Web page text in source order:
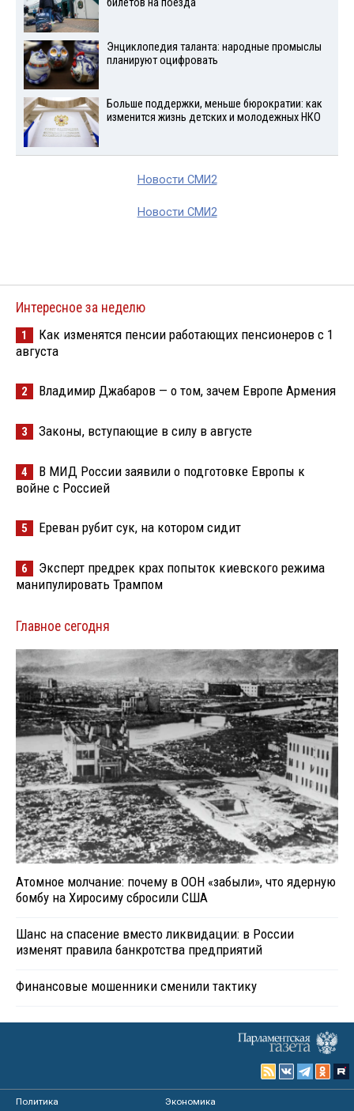
билетов на поезда
Энциклопедия таланта: народные промыслы
планируют оцифровать
Больше поддержки, меньше бюрократии: как
изменится жизнь детских и молодежных НКО
Новости СМИ2
Новости СМИ2
Интересное за неделю
1
Как изменятся пенсии работающих пенсионеров с 1
августа
2 Владимир Джабаров — о том, зачем Европе Армения
3 Законы, вступающие в силу в августе
4
В МИД России заявили о подготовке Европы к
войне с Россией
5 Ереван рубит сук, на котором сидит
6
Эксперт предрек крах попыток киевского режима
манипулировать Трампом
Главное сегодня
Атомное молчание: почему в ООН «забыли», что ядерную
бомбу на Хиросиму сбросили США
Шанс на спасение вместо ликвидации: в России
изменят правила банкротства предприятий
Финансовые мошенники сменили тактику
Политика
Экономика